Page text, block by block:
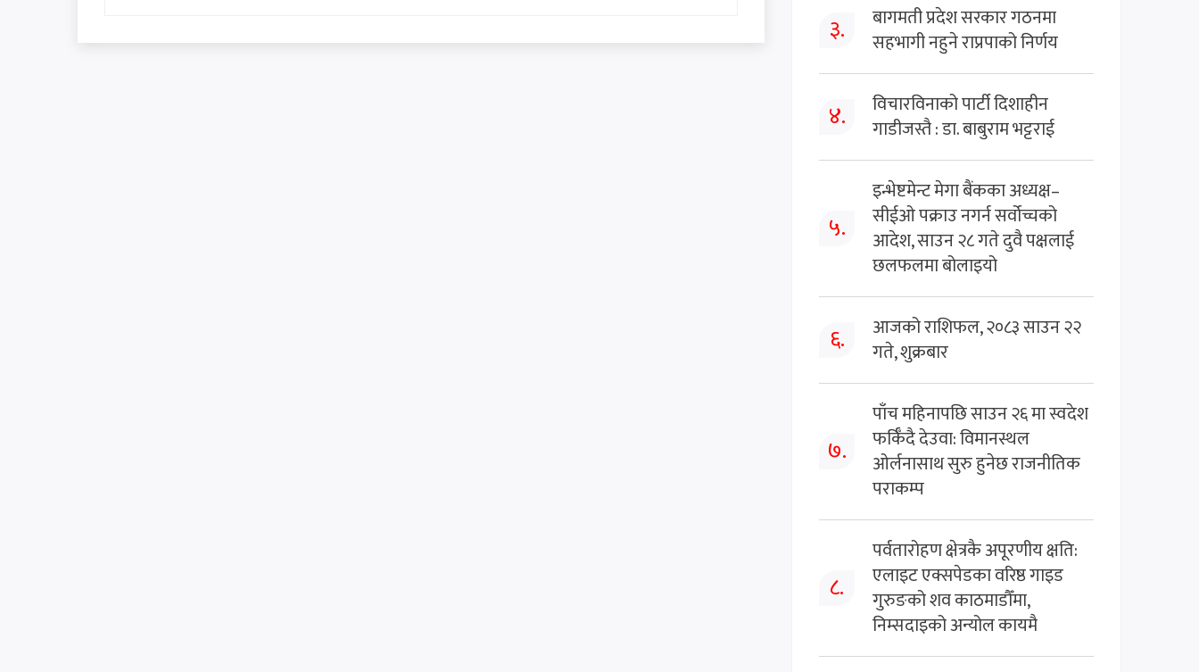
३.
बागमती प्रदेश सरकार गठनमा
सहभागी नहुने राप्रपाको निर्णय
४.
विचारविनाको पार्टी दिशाहीन
गाडीजस्तै : डा. बाबुराम भट्टराई
५.
इन्भेष्टमेन्ट मेगा बैंकका अध्यक्ष–
सीईओ पक्राउ नगर्न सर्वोच्चको
आदेश, साउन २८ गते दुवै पक्षलाई
छलफलमा बोलाइयो
६.
आजको राशिफल, २०८३ साउन २२
गते, शुक्रबार
७.
पाँच महिनापछि साउन २६ मा स्वदेश
फर्किँदै देउवा: विमानस्थल
ओर्लनासाथ सुरु हुनेछ राजनीतिक
पराकम्प
८.
पर्वतारोहण क्षेत्रकै अपूरणीय क्षति:
एलाइट एक्सपेडका वरिष्ठ गाइड
गुरुङको शव काठमाडौँमा,
निम्सदाइको अन्योल कायमै